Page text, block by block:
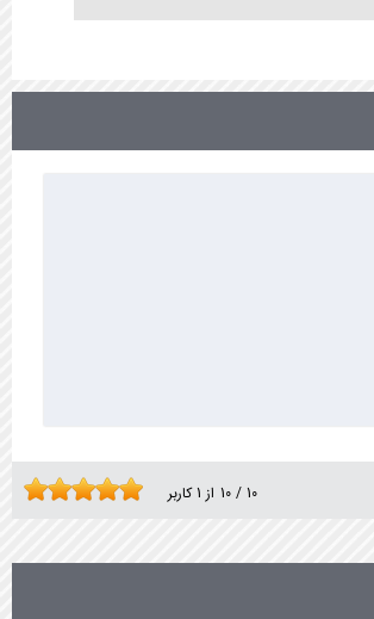
10 / 10 از 1کاربر